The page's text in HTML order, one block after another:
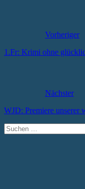
Vorheriger
1.Fr: Krimi ohne
Nächster
WJD: Premiere unserer
Suchen
nach: